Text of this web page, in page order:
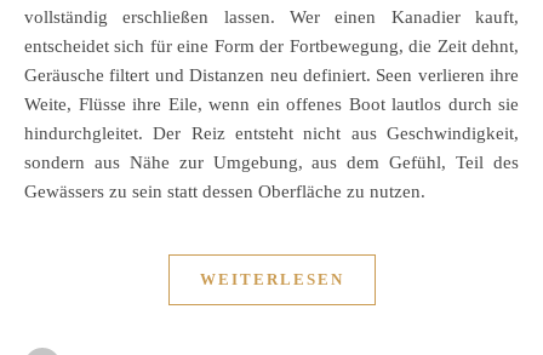
vollständig erschließen lassen. Wer einen Kanadier kauft,
entscheidet sich für eine Form der Fortbewegung, die Zeit dehnt,
Geräusche filtert und Distanzen neu definiert. Seen verlieren ihre
Weite, Flüsse ihre Eile, wenn ein offenes Boot lautlos durch sie
hindurchgleitet. Der Reiz entsteht nicht aus Geschwindigkeit,
sondern aus Nähe zur Umgebung, aus dem Gefühl, Teil des
Gewässers zu sein statt dessen Oberfläche zu nutzen.
WEITERLESEN